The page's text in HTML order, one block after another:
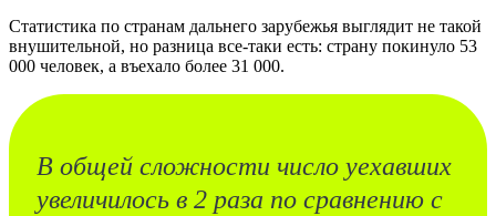
Статистика по странам дальнего зарубежья выглядит не такой
внушительной, но разница все-таки есть: страну покинуло 53
000 человек, а въехало более 31 000.
В общей сложности число уехавших
увеличилось в 2 раза по сравнению с